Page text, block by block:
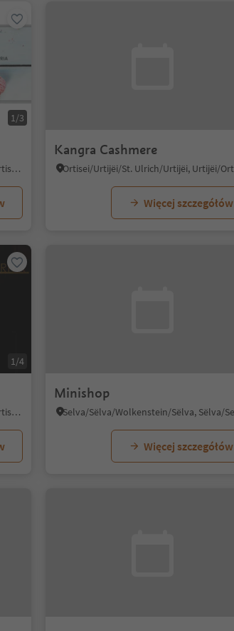
1/3
Ortisei/Urtijëi/St. Ulrich/Urtijëi, Urtijëi/Ortisei, Dolomites Region Val Gardena
Kangra Cashmere
Więcej szczegółów
1/4
Ortisei/Urtijëi/St. Ulrich/Urtijëi, Urtijëi/Ortisei, Dolomites Region Val Gardena
Minishop
Więcej szczegółów